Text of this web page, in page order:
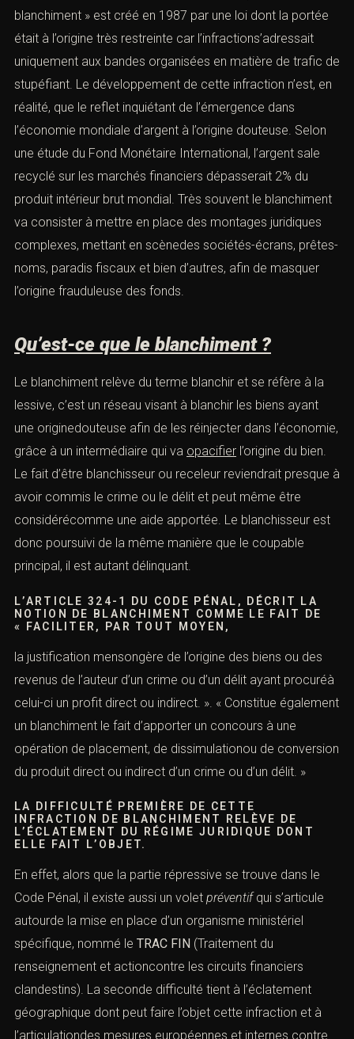
blanchiment » est créé en 1987 par une loi dont la
portée était à l’origine très restreinte car
l’infractions’adressait uniquement aux bandes
organisées en matière de trafic de stupéfiant. Le
développement de cetteinfractionn’est, en réalité, que
le reflet inquiétant de l’émergence dans l’économie
mondiale d’argent à l’origine douteuse. Selon une étude
du Fond Monétaire International, l’argent sale recyclé sur
les marchés financiers dépasserait 2% du produit
intérieur brut mondial. Très souvent le blanchiment va
consister à mettre en place des montages juridiques
complexes, mettant en scènedes sociétés-écrans,
prêtes-noms, paradis fiscaux et bien d’autres, afin de
Le blanchiment relève du terme blanchir et se réfère à la
lessive, c’est un réseau visant à blanchir les biens ayant
une originedouteuse afin de les réinjecter dans
l’économie, grâce à un intermédiaire qui vaopacifier
l’origine du bien. Le fait d’être blanchisseur ou receleur
reviendrait presque à avoir commis le crime ou le délit et
peut même être considérécomme une aide apportée.
Le blanchisseur est donc poursuivi de la même manière
L’ARTIC LE 324-1DU CODE PÉNAL, DÉCRIT LA
NOTION DE BLANCHIMENT COMME LE FAIT DE
la justification mensongère de l’origine des biens ou des
revenus de l’auteur d’un crime ou d’un
délitayant
procuréà celui-ci un profit direct ou indirect. ». «
Constitue également un blanchiment le fait d’apporter un
concours à une opération de placement, de
indirect d’un crime ou d’un délit. »
LA DIFFICULTÉ PREMIÈRE DE CETTE
L’ÉCLATEMENT DU RÉGIME JURIDIQUE DONT
ELLE FAIT L’OBJET.
En effet, alors que la partie répressive se trouve dans le
Code Pénal, il existe aussi un voletpréventifqui s’articule
autourde la mise en place d’un organisme ministériel
spécifique, nommé leTRAC FIN(Traitement du
renseignement et actioncontre les circuits financiers
clandestins). La seconde difficulté tient à l’éclatement